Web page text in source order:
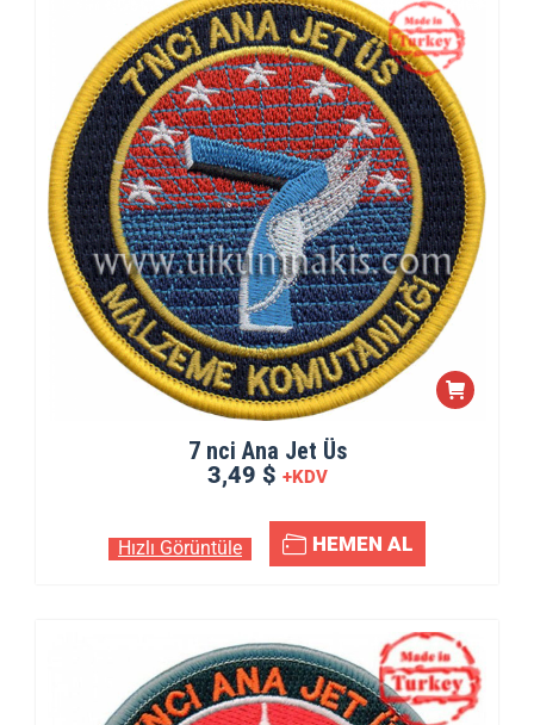
7 nci Ana Jet Üs
3,49 $ +KDV
Hızlı Görüntüle HEMEN AL